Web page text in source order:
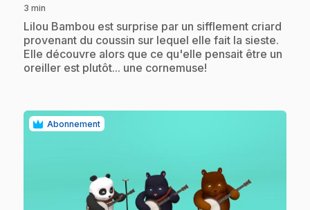
3 min
.Lilou Bambou est surprise par un sifflement criard
provenant du coussin sur lequel elle fait la sieste.
Elle découvre alors que ce qu'elle pensait être un
oreiller est plutôt... une cornemuse!
Abonnement